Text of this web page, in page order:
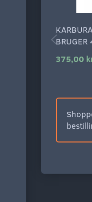
BRUGER
375,00